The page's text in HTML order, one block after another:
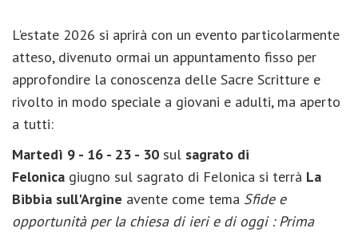
L'estate 2026 si aprirà con un evento particolarmente
atteso, divenuto ormai un appuntamento fisso per
approfondire la conoscenza delle Sacre Scritture e
rivolto in modo speciale a giovani e adulti, ma aperto
a tutti:
Martedì 9 - 16 - 23 - 30 sul sagrato di
Felonica giugno sul sagrato di Felonica si terrà La
Bibbia sull'Argine avente come tema Sfide e
opportunità per la chiesa di ieri e di oggi : Prima